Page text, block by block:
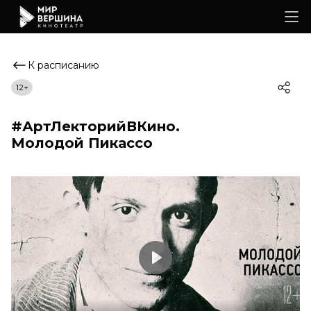
К расписанию
#АртЛекторийВКино.
Молодой Пикассо
12+
Play